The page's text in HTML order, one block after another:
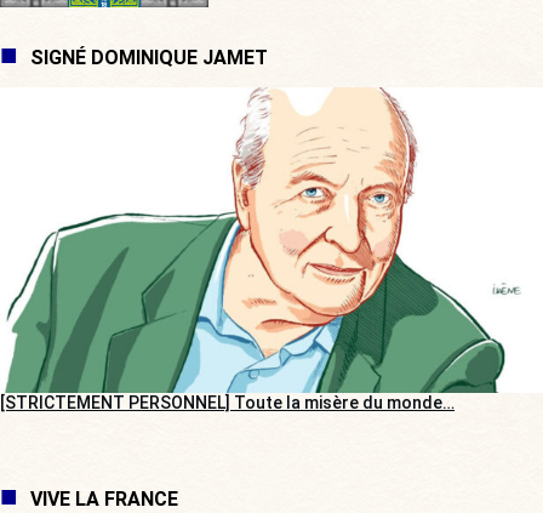
SIGNÉ DOMINIQUE JAMET
[STRICTEMENT PERSONNEL] Toute la misère du monde…
VIVE LA FRANCE